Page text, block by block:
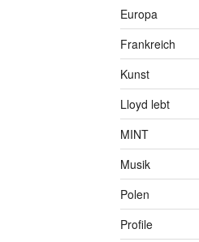
Europa
Frankreich
Kunst
Lloyd lebt
MINT
Musik
Polen
Profile